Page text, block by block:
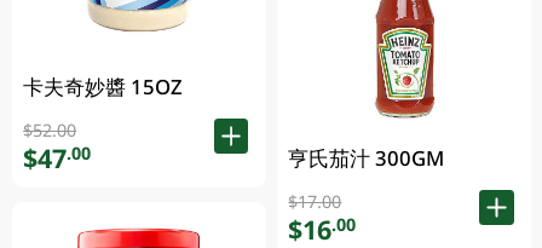
卡夫奇妙醬 15OZ
$52.00
$47.00 亨氏茄汁 300GM
$17.00
$16.00